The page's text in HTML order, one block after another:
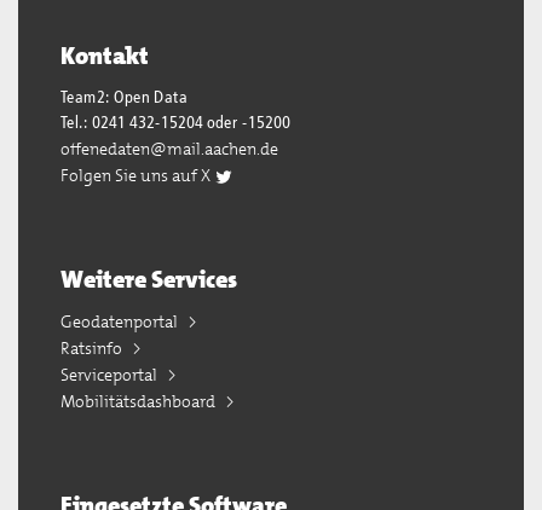
Kontakt
Team2: Open Data
Tel.: 0241 432-15204 oder -15200
offenedaten@mail.aachen.de
Folgen Sie uns auf X
Weitere Services
Geodatenportal
Ratsinfo
Serviceportal
Mobilitätsdashboard